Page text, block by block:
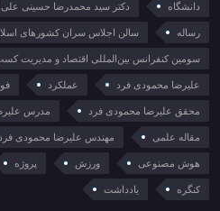
دانشگاه دکتر سید محمدرضا حسینی علی
رساله سالن اجلاس سران کشورهای
سومین کنفرانس بین‌المللی اقتصاد و مدیریت
علیرضا محمودی فرد عملکرد
محقق علیرضا محمودی فرد مدرس
مقاله علمی مهندس علیرضا محمودی فرد
هوش مصنوعی ورزش پروژه
کنگره یادداشت